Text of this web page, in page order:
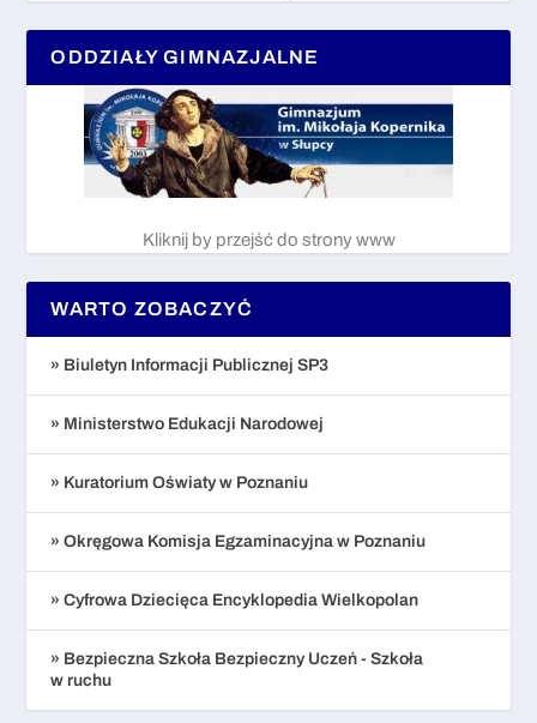
ODDZIAŁY GIMNAZJALNE
Kliknij by przejść do strony www
WARTO ZOBACZYĆ
» Biuletyn Informacji Publicznej SP3
» Ministerstwo Edukacji Narodowej
» Kuratorium Oświaty w Poznaniu
» Okręgowa Komisja Egzaminacyjna w Poznaniu
» Cyfrowa Dziecięca Encyklopedia Wielkopolan
» Bezpieczna Szkoła Bezpieczny Uczeń - Szkoła
w ruchu